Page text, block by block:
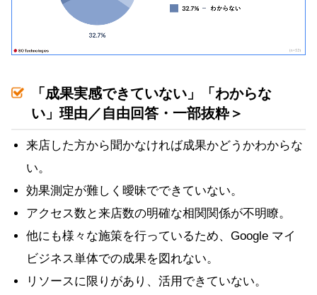
「成果実感できていない」「わからな
い」理由／自由回答・一部抜粋＞
来店した方から聞かなければ成果かどうかわからな
い。
効果測定が難しく曖昧でできていない。
アクセス数と来店数の明確な相関関係が不明瞭。
他にも様々な施策を行っているため、Google マイ
ビジネス単体での成果を図れない。
リソースに限りがあり、活用できていない。